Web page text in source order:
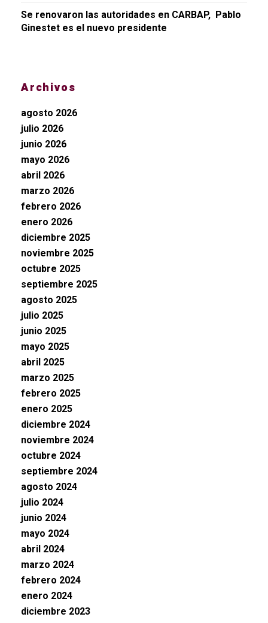
Se renovaron las autoridades en CARBAP, Pablo
Ginestet es el nuevo presidente
Archivos
agosto 2026
julio 2026
junio 2026
mayo 2026
abril 2026
marzo 2026
febrero 2026
enero 2026
diciembre 2025
noviembre 2025
octubre 2025
septiembre 2025
agosto 2025
julio 2025
junio 2025
mayo 2025
abril 2025
marzo 2025
febrero 2025
enero 2025
diciembre 2024
noviembre 2024
octubre 2024
septiembre 2024
agosto 2024
julio 2024
junio 2024
mayo 2024
abril 2024
marzo 2024
febrero 2024
enero 2024
diciembre 2023